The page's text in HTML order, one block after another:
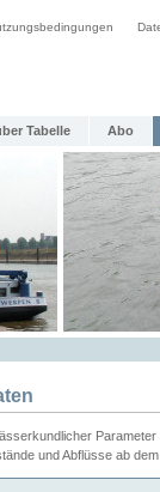
Tabelle Abo
und Abflüsse ab